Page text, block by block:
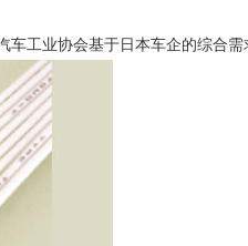
工业协会基于日本车企的综合